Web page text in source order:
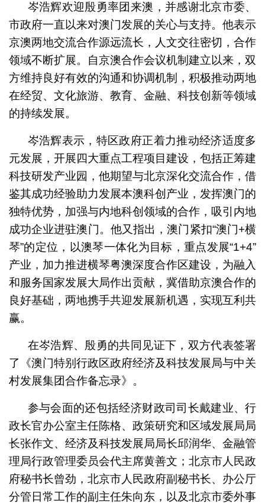
岑浩辉欢迎殷勇率团来澳，并感谢北京市委、
市政府一直以来对澳门发展的关心与支持。他表示
京澳两地交流合作源远流长，人文交往密切，合作
领域不断扩展。自京澳合作会议机制建立以来，双
方维持良好有效的沟通和协调机制，积极推动两地
在经贸、文化旅游、教育、金融、科技创新等领域
的持续发展。
岑浩辉表示，特区政府正着力推动经济适度多
元发展，开展四大重点工程项目建设，包括正筹建
科技研发产业园，他期望与北京深化交流合作，借
鉴其成功经验助力发展本澳科创产业，发挥澳门的
独特优势，加强与内地科创领域的合作，吸引内地
成功企业进驻澳门。他又指出，澳门紧扣“澳门+横
琴”的定位，以澳琴一体化为目标，重点发展“1+4”
产业，加力推进横琴粤澳深度合作区建设，为融入
和服务国家发展大局作出贡献，冀借助京澳合作的
良好基础，两地携手共迎发展新机遇，实现互利共
赢。
在岑浩辉、殷勇的共同见证下，双方代表签署
了《澳门特别行政区政府经济及科技发展局与中关
村发展集团合作备忘录》。
参与会面的还包括经济财政司司长戴建业、行
政长官办公室主任陈格、政策研究和区域发展局局
长张作文、经济及科技发展局局长邱润华、金融管
理局行政管理委员会代主席黄善文；北京市人民政
府秘书长曾劲，北京市人民政府副秘书长、办公厅
分管日常工作的副主任朱向东，以及北京市委外事